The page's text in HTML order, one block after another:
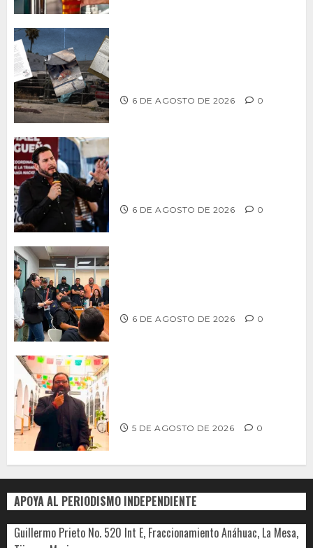
6 DE AGOSTO DE 2026 0
6 DE AGOSTO DE 2026 0
6 DE AGOSTO DE 2026 0
5 DE AGOSTO DE 2026 0
APOYA AL PERIODISMO INDEPENDIENTE
Guillermo Prieto No. 520 Int E, Fraccionamiento Anáhuac, La Mesa,